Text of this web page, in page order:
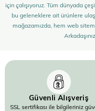
için çalışıyoruz. Tüm dünyada
bu geleneklere ait ürünlere
mağazamızda, hem web
Güvenli Alışveriş
SSL sertifikası ile bilgileriniz